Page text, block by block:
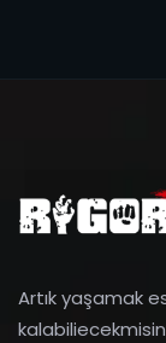
Artık yaşamak